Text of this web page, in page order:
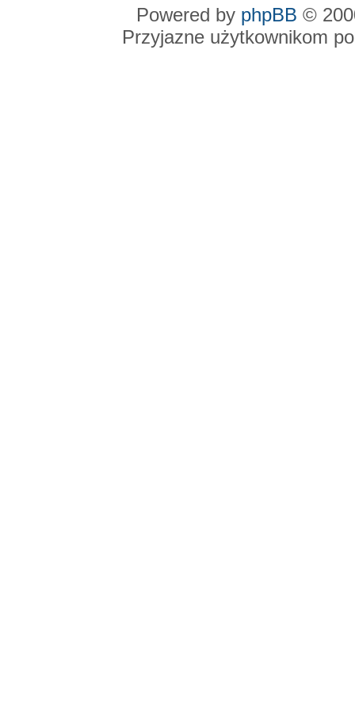
Powered by phpBB ©
Przyjazne użytkownikom